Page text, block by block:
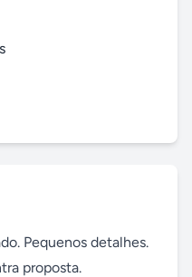
Pequenos detalhes.
proposta.